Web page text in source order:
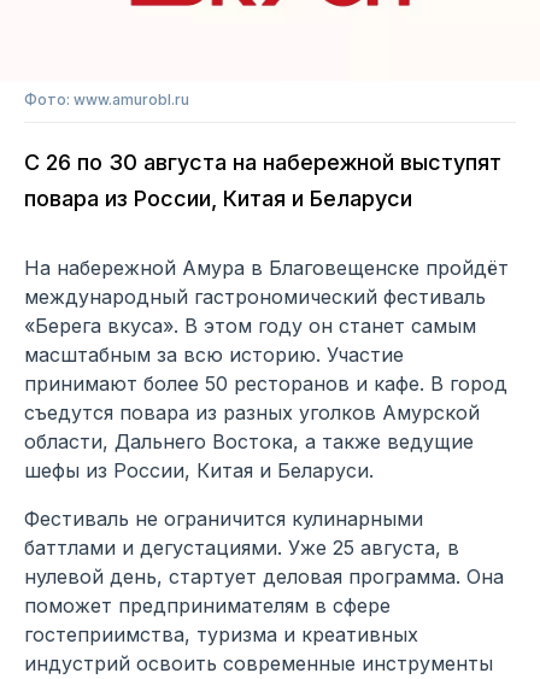
Фото: www.amurobl.ru
С 26 по 30 августа на набережной выступят
повара из России, Китая и Беларуси
На набережной Амура в Благовещенске пройдёт
международный гастрономический фестиваль
«Берега вкуса». В этом году он станет самым
масштабным за всю историю. Участие
принимают более 50 ресторанов и кафе. В город
съедутся повара из разных уголков Амурской
области, Дальнего Востока, а также ведущие
шефы из России, Китая и Беларуси.
Фестиваль не ограничится кулинарными
баттлами и дегустациями. Уже 25 августа, в
нулевой день, стартует деловая программа. Она
поможет предпринимателям в сфере
гостеприимства, туризма и креативных
индустрий освоить современные инструменты